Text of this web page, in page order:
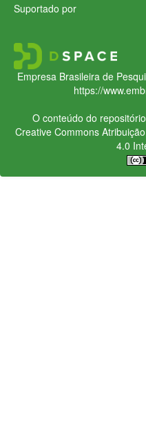
Suportado por
Empresa Brasileira de
https://
O conteúdo do
Creative Commons
4.0